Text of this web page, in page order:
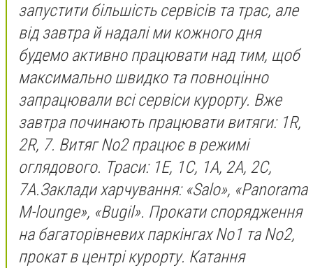
запустити більшість сервісів та трас, але
від завтра й надалі ми кожного дня
будемо активно працювати над тим, щоб
максимально швидко та повноцінно
запрацювали всі сервіси курорту. Вже
завтра починають працювати витяги: 1R,
2R, 7. Витяг No2 працює в режимі
оглядового. Траси: 1Е, 1С, 1А, 2А, 2С,
7А.Заклади харчування: «Salo», «Panorama
M-lounge», «Bugil». Прокати спорядження
на багаторівневих паркінгах No1 та No2,
прокат в центрі курорту. Катання